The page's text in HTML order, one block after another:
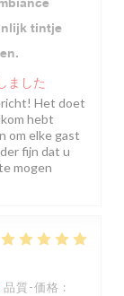
tintje
ました
Het doet
hebt
om elke gast
fijn dat u
mogen
品質-価格 :